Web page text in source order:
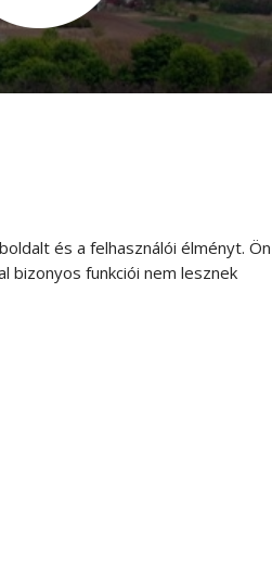
és a felhasználói élményt. Ön
bizonyos funkciói nem lesznek